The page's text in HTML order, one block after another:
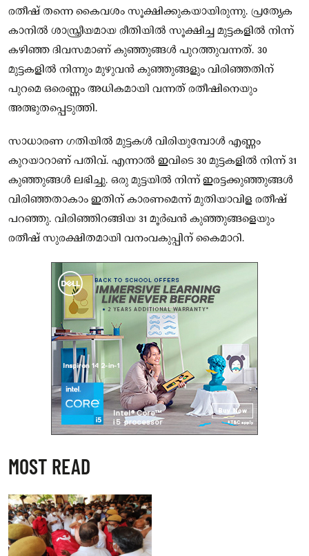
രതീഷ് തന്നെ കൈവശം സൂക്ഷിക്കുകയായിരുന്നു. പ്രത്യേക
കാനിൽ ശാസ്ത്രീയമായ രീതിയിൽ സൂക്ഷിച്ച മുട്ടകളിൽ നിന്ന്
കഴിഞ്ഞ ദിവസമാണ് കുഞ്ഞുങ്ങൾ പുറത്തുവന്നത്. 30
മുട്ടകളിൽ നിന്നും മുഴുവൻ കുഞ്ഞുങ്ങളും വിരിഞ്ഞതിന്
പുറമെ ഒരെണ്ണം അധികമായി വന്നത് രതീഷിനെയും
അത്ഭുതപ്പെടുത്തി.
സാധാരണ ഗതിയിൽ മുട്ടകൾ വിരിയുമ്പോൾ എണ്ണം
കുറയാറാണ് പതിവ്. എന്നാൽ ഇവിടെ 30 മുട്ടകളിൽ നിന്ന് 31
കുഞ്ഞുങ്ങൾ ലഭിച്ചു. ഒരു മുട്ടയിൽ നിന്ന് ഇരട്ടക്കുഞ്ഞുങ്ങൾ
വിരിഞ്ഞതാകാം ഇതിന് കാരണമെന്ന് മുതിയാവിള രതീഷ്
പറഞ്ഞു. വിരിഞ്ഞിറങ്ങിയ 31 മൂർഖൻ കുഞ്ഞുങ്ങളെയും
രതീഷ് സുരക്ഷിതമായി വനംവകുപ്പിന് കൈമാറി.
MOST READ